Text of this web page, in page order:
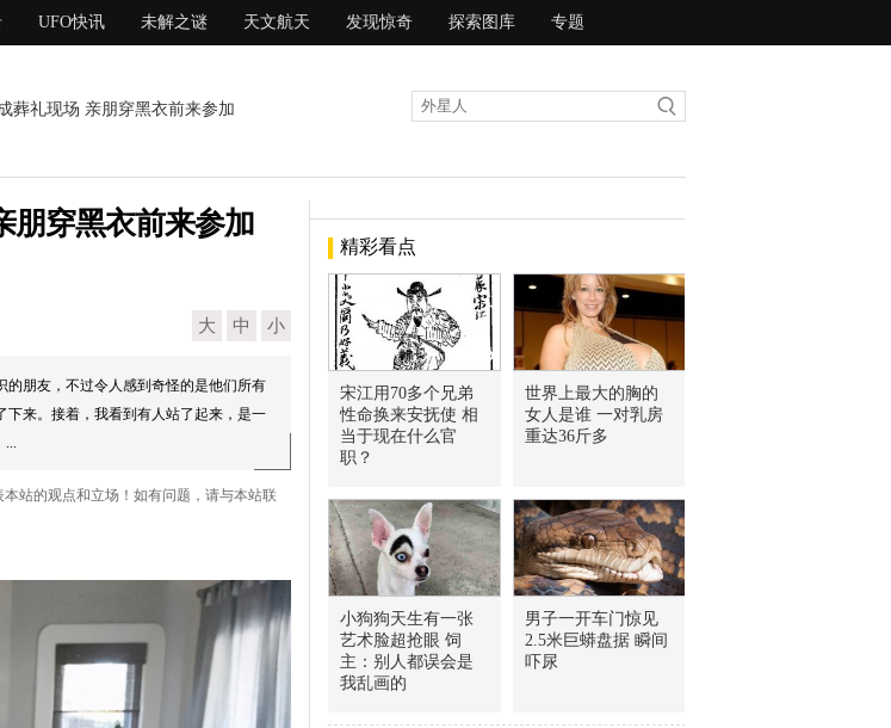
UFO快讯 未解之谜 天文航天 发现惊奇 探索图库 专题
葬礼现场 亲朋穿黑衣前来参加
朋穿黑衣前来参加
大 中 小
的朋友，不过令人感到奇怪的是他们所有
下来。接着，我看到有人站了起来，是一
...
站的观点和立场！如有问题，请与本站联
精彩看点
宋江用70多个兄弟
性命换来安抚使 相
当于现在什么官
职？
世界上最大的胸的
女人是谁 一对乳房
重达36斤多
小狗狗天生有一张
艺术脸超抢眼 饲
主：别人都误会是
我乱画的
男子一开车门惊见
2.5米巨蟒盘据 瞬间
吓尿